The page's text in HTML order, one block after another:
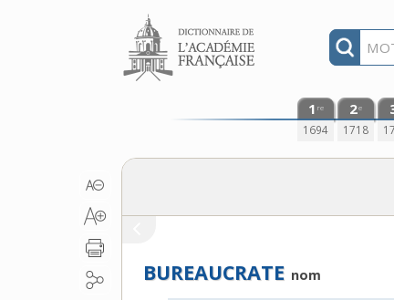
Aller au contenu
1 re
1694
2e
1718
BUREAUCRATE nom